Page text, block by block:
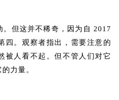
。但这并不稀奇，因为自 2017
四。观察者指出，需要注意的
被人看不起。但不管人们对它
力量。